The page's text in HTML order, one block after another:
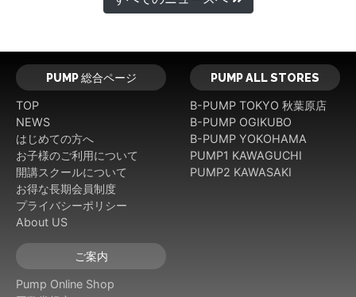
PUMP 総合ページ
TOP
NEWS
はじめての方へ
お子様のご利用について
開講スクールについて
お得な長期会員制度
プライバシーポリシー
About US
PUMP ALL STORES
B-PUMP TOKYO 秋葉原店
B-PUMP OGIKUBO
B-PUMP YOKOHAMA
PUMP1 KAWAGUCHI
PUMP2 KAWASAKI
ご案内
Pump Online Shop